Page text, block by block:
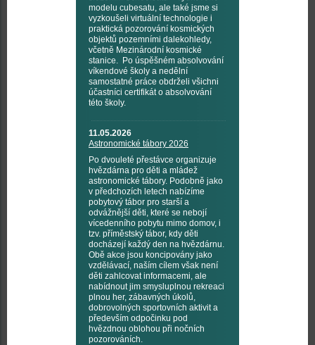
modelu cubesatu, ale také jsme si
vyzkoušeli virtuální technologie i
praktická pozorování kosmických
objektů pozemními dalekohledy,
včetně Mezinárodní kosmické
stanice. Po úspěšném absolvování
víkendové školy a nedělní
samostatné práce obdrželi všichni
účastníci certifikát o absolvování
této školy.
11.05.2026
Astronomické tábory 2026
Po dvouleté přestávce organizuje
hvězdárna pro děti a mládež
astronomické tábory. Podobně jako
v předchozích letech nabízíme
pobytový tábor pro starší a
odvážnější děti, které se nebojí
vícedenního pobytu mimo domov, i
tzv. příměstský tábor, kdy děti
docházejí každý den na hvězdárnu.
Obě akce jsou koncipovány jako
vzdělávací, naším cílem však není
děti zahlcovat informacemi, ale
nabídnout jim smysluplnou rekreaci
plnou her, zábavných úkolů,
dobrovolných sportovních aktivit a
především odpočinku pod
hvězdnou oblohou při nočních
pozorováních.